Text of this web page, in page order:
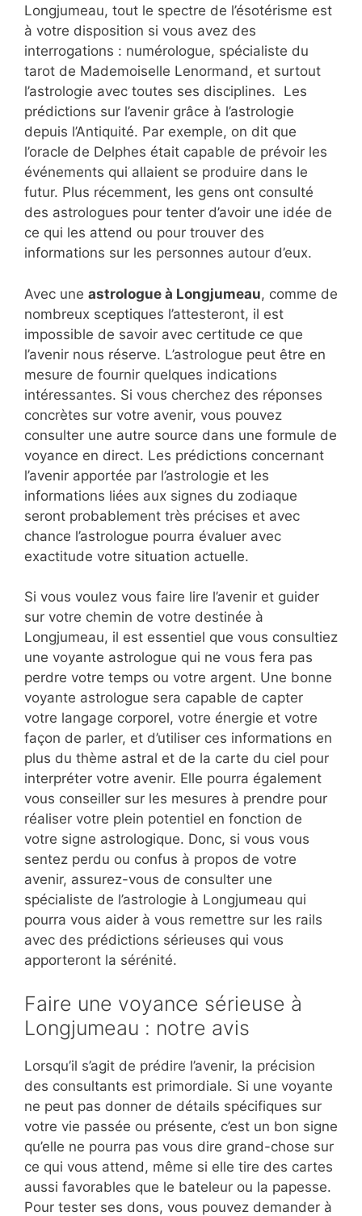
Longjumeau, tout le spectre de l’ésotérisme est
à votre disposition si vous avez des
interrogations : numérologue, spécialiste du
tarot de Mademoiselle Lenormand, et surtout
l’astrologie avec toutes ses disciplines. Les
prédictions sur l’avenir grâce à l’astrologie
depuis l’Antiquité. Par exemple, on dit que
l’oracle de Delphes était capable de prévoir les
événements qui allaient se produire dans le
futur. Plus récemment, les gens ont consulté
des astrologues pour tenter d’avoir une idée de
ce qui les attend ou pour trouver des
informations sur les personnes autour d’eux.
Avec une astrologue à Longjumeau, comme de
nombreux sceptiques l’attesteront, il est
impossible de savoir avec certitude ce que
l’avenir nous réserve. L’astrologue peut être en
mesure de fournir quelques indications
intéressantes. Si vous cherchez des réponses
concrètes sur votre avenir, vous pouvez
consulter une autre source dans une formule de
voyance en direct. Les prédictions concernant
l’avenir apportée par l’astrologie et les
informations liées aux signes du zodiaque
seront probablement très précises et avec
chance l’astrologue pourra évaluer avec
exactitude votre situation actuelle.
Si vous voulez vous faire lire l’avenir et guider
sur votre chemin de votre destinée à
Longjumeau, il est essentiel que vous consultiez
une voyante astrologue qui ne vous fera pas
perdre votre temps ou votre argent. Une bonne
voyante astrologue sera capable de capter
votre langage corporel, votre énergie et votre
façon de parler, et d’utiliser ces informations en
plus du thème astral et de la carte du ciel pour
interpréter votre avenir. Elle pourra également
vous conseiller sur les mesures à prendre pour
réaliser votre plein potentiel en fonction de
votre signe astrologique. Donc, si vous vous
sentez perdu ou confus à propos de votre
avenir, assurez-vous de consulter une
spécialiste de l’astrologie à Longjumeau qui
pourra vous aider à vous remettre sur les rails
avec des prédictions sérieuses qui vous
apporteront la sérénité.
Faire une voyance sérieuse à
Longjumeau : notre avis
Lorsqu’il s’agit de prédire l’avenir, la précision
des consultants est primordiale. Si une voyante
ne peut pas donner de détails spécifiques sur
votre vie passée ou présente, c’est un bon signe
qu’elle ne pourra pas vous dire grand-chose sur
ce qui vous attend, même si elle tire des cartes
aussi favorables que le bateleur ou la papesse.
Pour tester ses dons, vous pouvez demander à